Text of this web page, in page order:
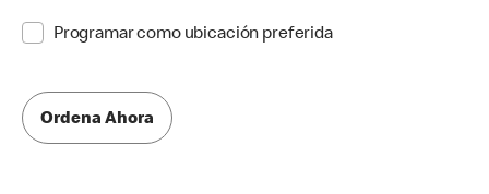
Programar como ubicación preferida
Ordena Ahora